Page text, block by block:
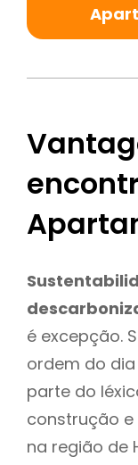
é excepção.
ordem do
parte do
construção
na região de